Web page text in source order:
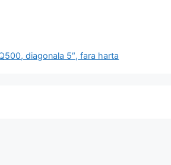
diagonala 5″, fara harta